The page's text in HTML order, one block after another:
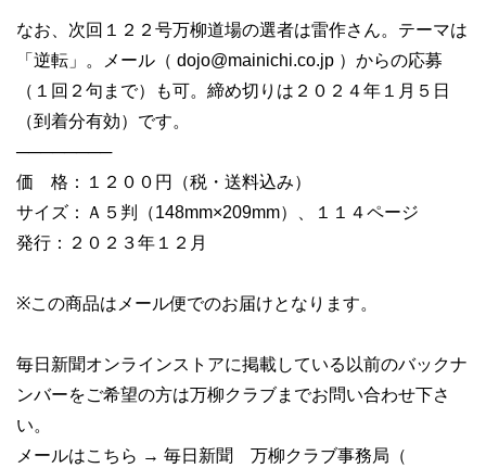
なお、次回１２２号万柳道場の選者は雷作さん。テーマは
「逆転」。メール（ dojo@mainichi.co.jp ）からの応募
（１回２句まで）も可。締め切りは２０２４年１月５日
（到着分有効）です。
────────
価 格：１２００円（税・送料込み）
サイズ：Ａ５判（148mm×209mm）、１１４ページ
発行：２０２３年１２月
※この商品はメール便でのお届けとなります。
毎日新聞オンラインストアに掲載している以前のバックナ
ンバーをご希望の方は万柳クラブまでお問い合わせ下さ
い。
メールはこちら → 毎日新聞 万柳クラブ事務局（